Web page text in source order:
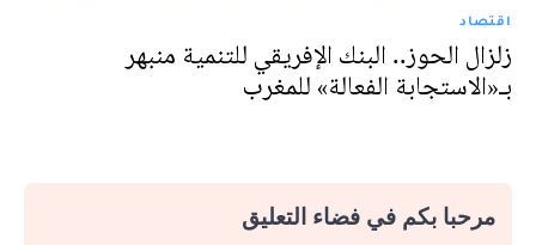
اقتصاد
زلزال الحوز.. البنك الإفريقي للتنمية منبهر
بـ«الاستجابة الفعالة» للمغرب
مرحبا بكم في فضاء التعليق